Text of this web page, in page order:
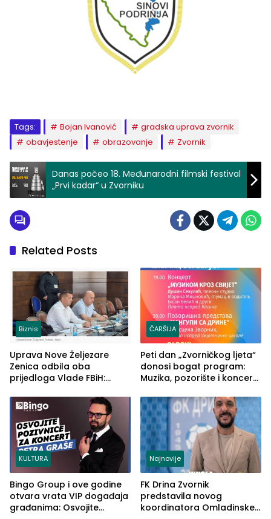
Tags: Bojan Ivanović
gradska uprava zvornik
obavjestenje
obrazovanje Zvornik
Danas počeo 18. Međunarodni filmski festival
„Prvi kadar“ u Zvorniku
Related Posts
Biznis
Uprava Nove Željezare
Zenica odbila oba
prijedloga Vlade FBiH:
rješenje
ČARŠIJA
Peti dan „Zvorničkog ljeta“
donosi bogat program:
Muzika, pozorište i koncert
KULTURA
Bingo Group i ove godine
otvara vrata VIP događaja
građanima: Osvojite
Najnovije
FK Drina Zvornik
predstavila novog
koordinatora Omladinske